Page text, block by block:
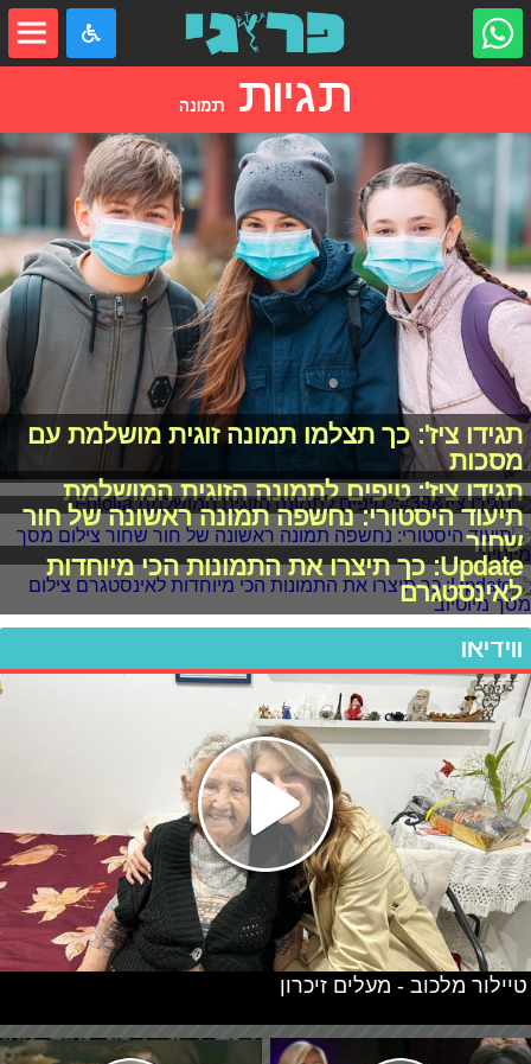
תגיות תמונה
תגידו ציז': כך תצלמו תמונה זוגית מושלמת עם
מסכות
תגידו ציז': טיפים לתמונה הזוגית המושלמת
תיעוד היסטורי: נחשפה תמונה ראשונה של חור
שחור
Update: כך תיצרו את התמונות הכי מיוחדות
לאינסטגרם
ווידיאו
טיילור מלכוב - מעלים זיכרון